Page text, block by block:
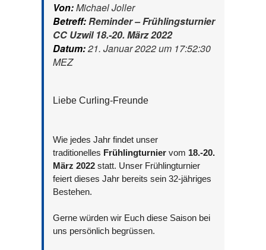
Von:Michael Joller
Betreff:Reminder – Frühlingsturnier
CC Uzwil 18.-20. März 2022
Datum:21. Januar 2022 um 17:52:30
MEZ
Liebe Curling-Freunde
Wie jedes Jahr findet unser
traditionelles Frühlingturnier vom 18.-20.
März 2022 statt. Unser Frühlingturnier
feiert dieses Jahr bereits sein 32-jähriges
Bestehen.
Gerne würden wir Euch diese Saison bei
uns persönlich begrüssen.